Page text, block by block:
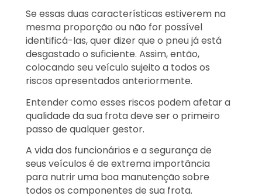
Se essas duas características estiverem na
mesma proporção ou não for possível
identificá-las, quer dizer que o pneu já está
desgastado o suficiente. Assim, então,
colocando seu veículo sujeito a todos os
riscos apresentados anteriormente.
Entender como esses riscos podem afetar a
qualidade da sua frota deve ser o primeiro
passo de qualquer gestor.
A vida dos funcionários e a segurança de
seus veículos é de extrema importância
para nutrir uma boa manutenção sobre
todos os componentes de sua frota.